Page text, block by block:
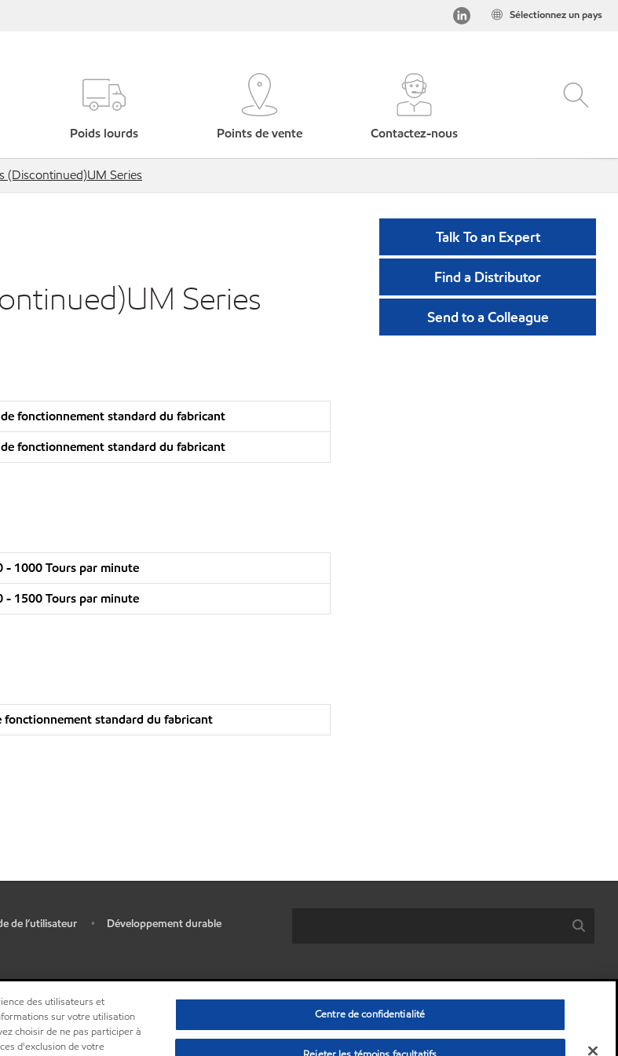
Sélectionnez un pays
Poids lourds Points de vente Contactez-nous
(Discontinued)UM Series
Series
fonctionnement standard du fabricant
fonctionnement standard du fabricant
- 1000 Tours par minute
- 1500 Tours par minute
standard du fabricant
Talk To an Expert
Find a Distributor
Send to a Colleague
de l’utilisateur • Développement durable
des utilisateurs et
sur votre utilisation
choisir de ne pas participer à
d'exclusion de votre
Centre de confidentialité